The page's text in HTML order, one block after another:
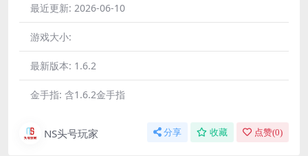
最近更新: 2026-06-10
游戏大小:
最新版本: 1.6.2
金手指: 含1.6.2金手指
NS头号玩家 分享 收藏 点赞(0)